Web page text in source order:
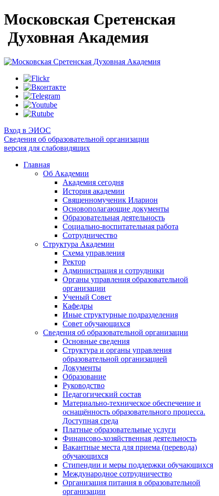
Московская Сретенская
Духовная Академия
Вход в ЭИОС
Сведения об образовательной организации
версия для слабовидящих
Главная
Об Академии
Академия сегодня
История академии
Священномученик Иларион
Основополагающие документы
Образовательная деятельность
Социально-воспитательная работа
Сотрудничество
Структура Академии
Схема управления
Ректор
Администрация и сотрудники
Органы управления образовательной
организации
Ученый Совет
Кафедры
Иные структурные подразделения
Совет обучающихся
Сведения об образовательной организации
Основные сведения
Структура и органы управления
образовательной организацией
Документы
Образование
Руководство
Педагогический состав
Материально-техническое обеспечение и
оснащённость образовательного процесса.
Доступная среда
Платные образовательные услуги
Финансово-хозяйственная деятельность
Вакантные места для приема (перевода)
обучающихся
Стипендии и меры поддержки обучающихся
Международное сотрудничество
Организация питания в образовательной
организации